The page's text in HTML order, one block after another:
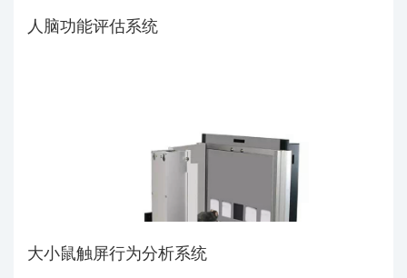
人脑功能评估系统
大小鼠触屏行为分析系统